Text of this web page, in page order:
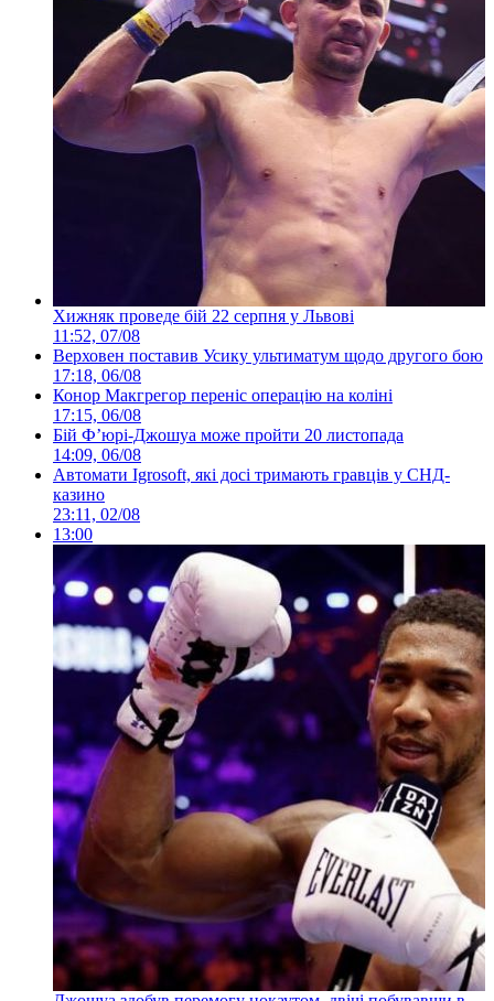
Хижняк проведе бій 22 серпня у Львові
11:52, 07/08
Верховен поставив Усику ультиматум щодо другого бою
17:18, 06/08
Конор Макгрегор переніс операцію на коліні
17:15, 06/08
Бій Ф’юрі-Джошуа може пройти 20 листопада
14:09, 06/08
Автомати Igrosoft, які досі тримають гравців у СНД-
казино
23:11, 02/08
13:00